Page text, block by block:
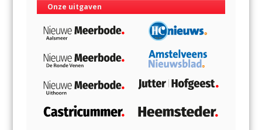
Onze uitgaven